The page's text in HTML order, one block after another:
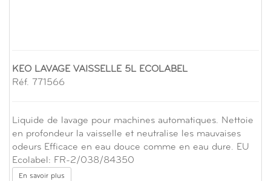
KEO LAVAGE VAISSELLE 5L ECOLABEL
Réf. 771566
Liquide de lavage pour machines automatiques. Nettoie
en profondeur la vaisselle et neutralise les mauvaises
odeurs Efficace en eau douce comme en eau dure. EU
Ecolabel: FR-2/038/84350
En savoir plus